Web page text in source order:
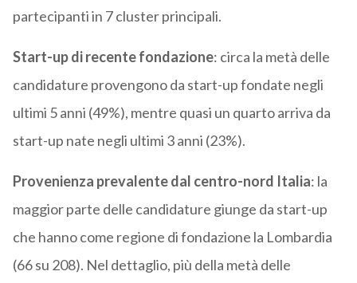
partecipanti in 7 cluster principali.
Start-up di recente fondazione: circa la metà delle
candidature provengono da start-up fondate negli
ultimi 5 anni (49%), mentre quasi un quarto arriva da
start-up nate negli ultimi 3 anni (23%).
Provenienza prevalente dal centro-nord Italia: la
maggior parte delle candidature giunge da start-up
che hanno come regione di fondazione la Lombardia
(66 su 208). Nel dettaglio, più della metà delle